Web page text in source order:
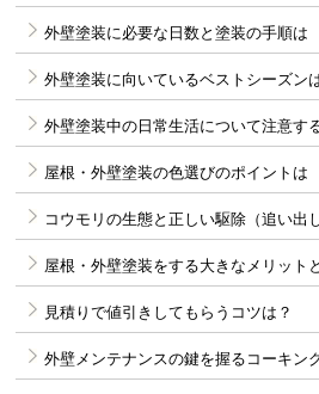
外壁塗装に必要な日数と塗装の手順は
外壁塗装に向いているベストシーズン
外壁塗装中の日常生活について注意す
屋根・外壁塗装の色選びのポイントは
コウモリの生態と正しい駆除（追い出
屋根・外壁塗装をする大きなメリット
見積りで値引きしてもらうコツは？
外壁メンテナンスの鍵を握るコーキン